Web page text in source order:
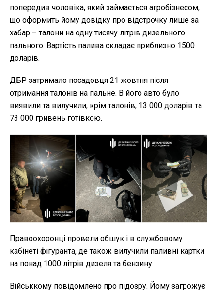
попередив чоловіка, який займається агробізнесом,
що оформить йому довідку про відстрочку лише за
хабар – талони на одну тисячу літрів дизельного
пального. Вартість палива складає приблизно 1500
доларів.
ДБР затримало посадовця 21 жовтня після
отримання талонів на пальне. В його авто було
виявили та вилучили, крім талонів, 13 000 доларів та
73 000 гривень готівкою.
Правоохоронці провели обшук і в службовому
кабінеті фігуранта, де також вилучили паливні картки
на понад 1000 літрів дизеля та бензину.
Військкому повідомлено про підозру. Йому загрожує